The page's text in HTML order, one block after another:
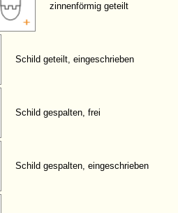
zinnenförmig geteilt
Schild geteilt, eingeschrieben
Schild gespalten, frei
Schild gespalten, eingeschrieben